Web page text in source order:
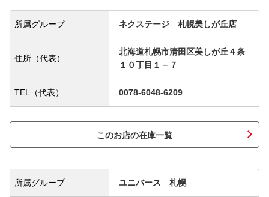
所属グループ ネクステージ 札幌美しが丘店
住所（代表）
北海道札幌市清田区美しが丘４条
１０丁目１－７
TEL（代表） 0078-6048-6209
このお店の在庫一覧
所属グループ ユニバース 札幌